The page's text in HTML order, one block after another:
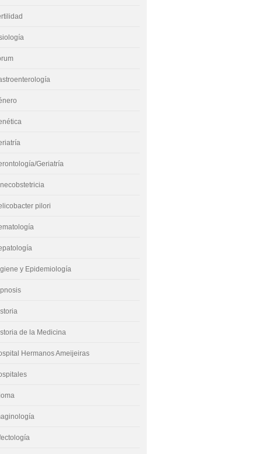
Geriatría
pilori
y Epidemiología
de la Medicina
Hermanos Ameijeiras